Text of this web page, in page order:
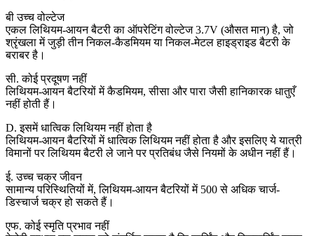
बी उच्च वोल्टेज
एकल लिथियम-आयन बैटरी का ऑपरेटिंग वोल्टेज 3.7V (औसत मान) है, जो
श्रृंखला में जुड़ी तीन निकल-कैडमियम या निकल-मेटल हाइड्राइड बैटरी के
बराबर है।
सी. कोई प्रदूषण नहीं
लिथियम-आयन बैटरियों में कैडमियम, सीसा और पारा जैसी हानिकारक धातुएँ
नहीं होती हैं।
D. इसमें धात्विक लिथियम नहीं होता है
लिथियम-आयन बैटरियों में धात्विक लिथियम नहीं होता है और इसलिए ये यात्री
विमानों पर लिथियम बैटरी ले जाने पर प्रतिबंध जैसे नियमों के अधीन नहीं हैं।
ई. उच्च चक्र जीवन
सामान्य परिस्थितियों में, लिथियम-आयन बैटरियों में 500 से अधिक चार्ज-
डिस्चार्ज चक्र हो सकते हैं।
एफ. कोई स्मृति प्रभाव नहीं